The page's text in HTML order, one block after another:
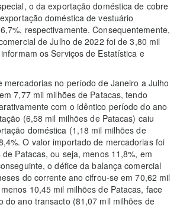
o da exportação doméstica de cobre
doméstica de vestuário
respectivamente. Consequentemente,
de Julho de 2022 foi de 3,80 mil
os Serviços de Estatística e
mercadorias no período de Janeiro a Julho
7,77 mil milhões de Patacas, tendo
com o idêntico período do ano
(6,58 mil milhões de Patacas) caiu
doméstica (1,18 mil milhões de
O valor importado de mercadorias foi
Patacas, ou seja, menos 11,8%, em
o défice da balança comercial
do corrente ano cifrou-se em 70,62 mil
10,45 mil milhões de Patacas, face
do ano transacto (81,07 mil milhões de